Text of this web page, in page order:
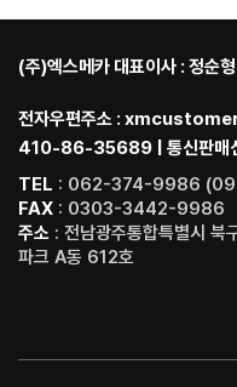
(주)엑스메카 대표이사 : 정순형
전자우편주소 :
410-86-35689 | 통신판매
TEL : 062-374-9986
FAX : 0303-3442-9986
주소 : 전남광주통합특별시
파크 A동 612호